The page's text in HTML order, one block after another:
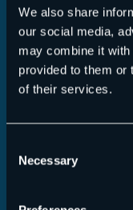
We also share
our social media,
may combine it with
provided to them or
of their services.
Selection
Necessary
“Siamo
Players
Email – Market
nostro
generazione,